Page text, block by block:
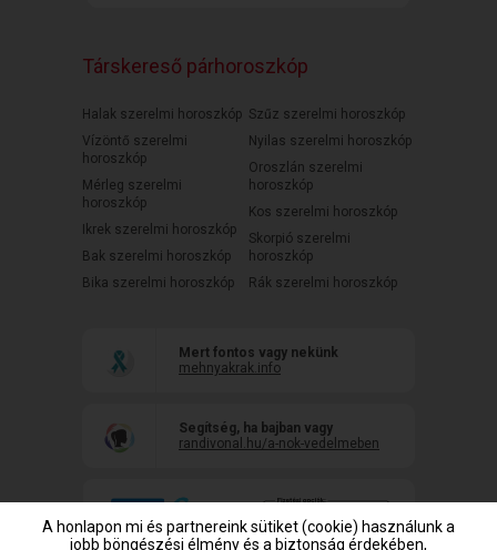
Társkereső párhoroszkóp
Halak szerelmi horoszkóp
Vízöntő szerelmi
horoszkóp
Mérleg szerelmi
horoszkóp
Ikrek szerelmi horoszkóp
Bak szerelmi horoszkóp
Bika szerelmi horoszkóp
Szűz szerelmi horoszkóp
Nyilas szerelmi horoszkóp
Oroszlán szerelmi
horoszkóp
Kos szerelmi horoszkóp
Skorpió szerelmi
horoszkóp
Rák szerelmi horoszkóp
Mert fontos vagy nekünk
mehnyakrak.info
Segítség, ha bajban vagy
randivonal.hu/a-nok-vedelmeben
A honlapon mi és partnereink sütiket (cookie) használunk a
jobb böngészési élmény és a biztonság érdekében,